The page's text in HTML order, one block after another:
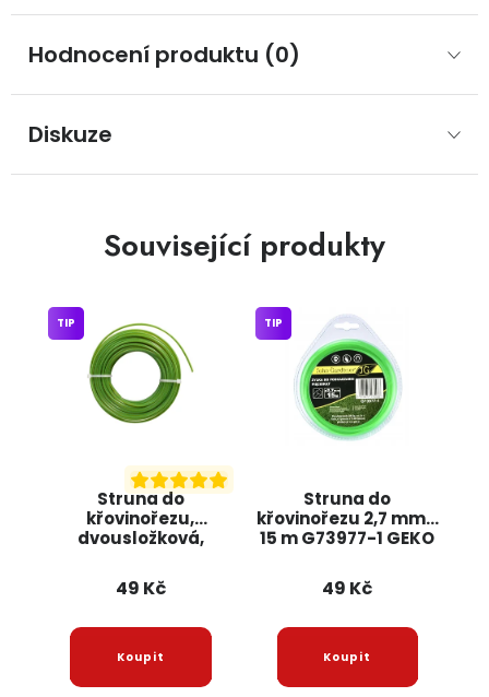
Hodnocení produktu (0)
Diskuze
Související produkty
Struna do
křovinořezu,
dvousložková,
JIPOS
TIP
49 Kč
Struna do
křovinořezu 2,7 mm x
15 m G73977-1 GEKO
TIP
49 Kč